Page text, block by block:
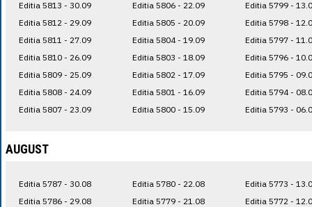
Editia 5813 - 30.09
Editia 5812 - 29.09
Editia 5811 - 27.09
Editia 5810 - 26.09
Editia 5809 - 25.09
Editia 5808 - 24.09
Editia 5807 - 23.09
Editia 5806 - 22.09
Editia 5805 - 20.09
Editia 5804 - 19.09
Editia 5803 - 18.09
Editia 5802 - 17.09
Editia 5801 - 16.09
Editia 5800 - 15.09
Editia 5799 -
Editia 5798 -
Editia 5797 -
Editia 5796 -
Editia 5795 -
Editia 5794 -
Editia 5793 -
AUGUST
Editia 5787 - 30.08
Editia 5786 - 29.08
Editia 5780 - 22.08
Editia 5779 - 21.08
Editia 5773 -
Editia 5772 -